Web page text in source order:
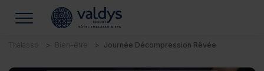
Thalasso Bien-être Journée Décompression Rêvée